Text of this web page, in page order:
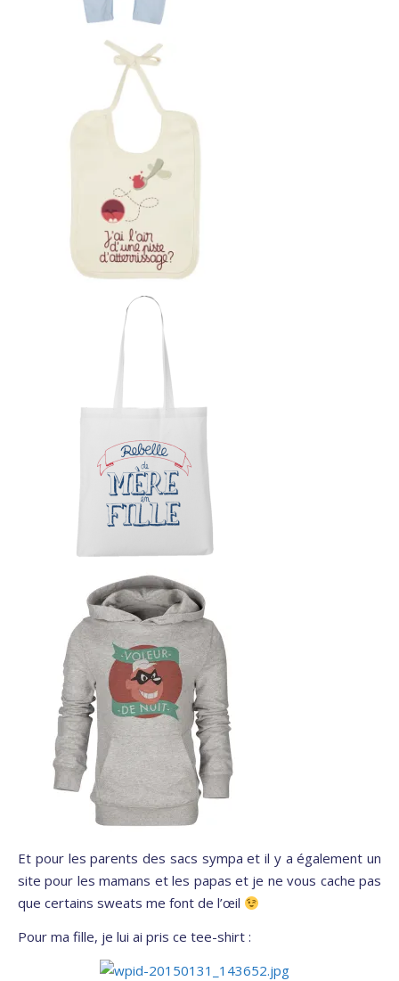
Et pour les parents des sacs sympa et il y a également un
site pour les mamans et les papas et je ne vous cache pas
que certains sweats me font de l’œil
Pour ma fille, je lui ai pris ce tee-shirt :